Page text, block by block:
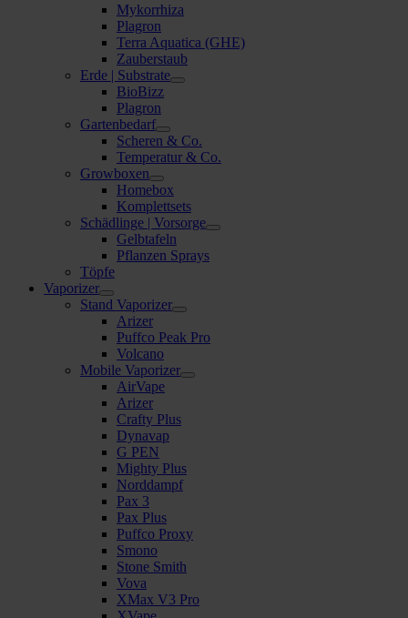
Mykorrhiza
Plagron
Terra Aquatica (GHE)
Zauberstaub
Erde | Substrate
BioBizz
Plagron
Gartenbedarf
Scheren & Co.
Temperatur & Co.
Growboxen
Homebox
Komplettsets
Schädlinge | Vorsorge
Gelbtafeln
Pflanzen Sprays
Töpfe
Vaporizer
Stand Vaporizer
Arizer
Puffco Peak Pro
Volcano
Mobile Vaporizer
AirVape
Arizer
Crafty Plus
Dynavap
G PEN
Mighty Plus
Norddampf
Pax 3
Pax Plus
Puffco Proxy
Smono
Stone Smith
Vova
XMax V3 Pro